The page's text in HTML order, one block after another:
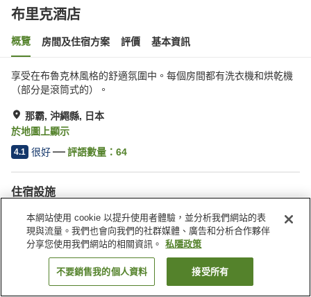
布里克酒店
概覽 房間及住宿方案 評價 基本資訊
享受在布魯克林風格的舒適氛圍中。每個房間都有洗衣機和烘乾機
（部分是滾筒式的）。
那霸, 沖繩縣, 日本
於地圖上顯示
4.1 很好 評語數量： 64
住宿設施
停車場
酒吧
免費洗衣房
找客房
本網站使用 cookie 以提升使用者體驗，並分析我們網站的表
現與流量。我們也會向我們的社群媒體、廣告和分析合作夥伴
分享您使用我們網站的相關資訊。
私隱政策
不要銷售我的個人資料 接受所有